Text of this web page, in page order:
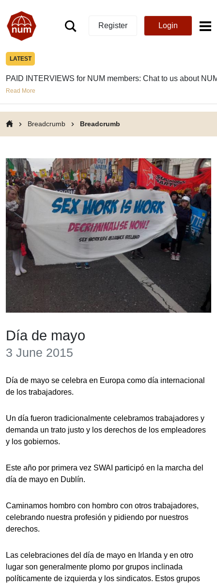
Register Login
LATEST
PAID INTERVIEWS for NUM members: Chat to us about
Read More
Breadcrumb Breadcrumb
Día de mayo
3 June 2015
Día de mayo se celebra en Europa como día internacional
de los trabajadores.
Un día fueron tradicionalmente celebramos trabajadores y
demanda un trato justo y los derechos de los empleadores
y los gobiernos.
Este año por primera vez SWAI participó en la marcha del
día de mayo en Dublín.
Caminamos hombro con hombro con otros trabajadores,
celebrando nuestra profesión y pidiendo por nuestros
derechos.
Las celebraciones del día de mayo en Irlanda y en otro
lugar son generalmente plomo por grupos inclinada
políticamente de izquierda y los sindicatos. Estos grupos